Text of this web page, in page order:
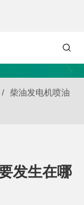
/
柴油发电机喷油
发生在哪